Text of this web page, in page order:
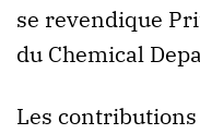
se revendique
du Chemical
Les